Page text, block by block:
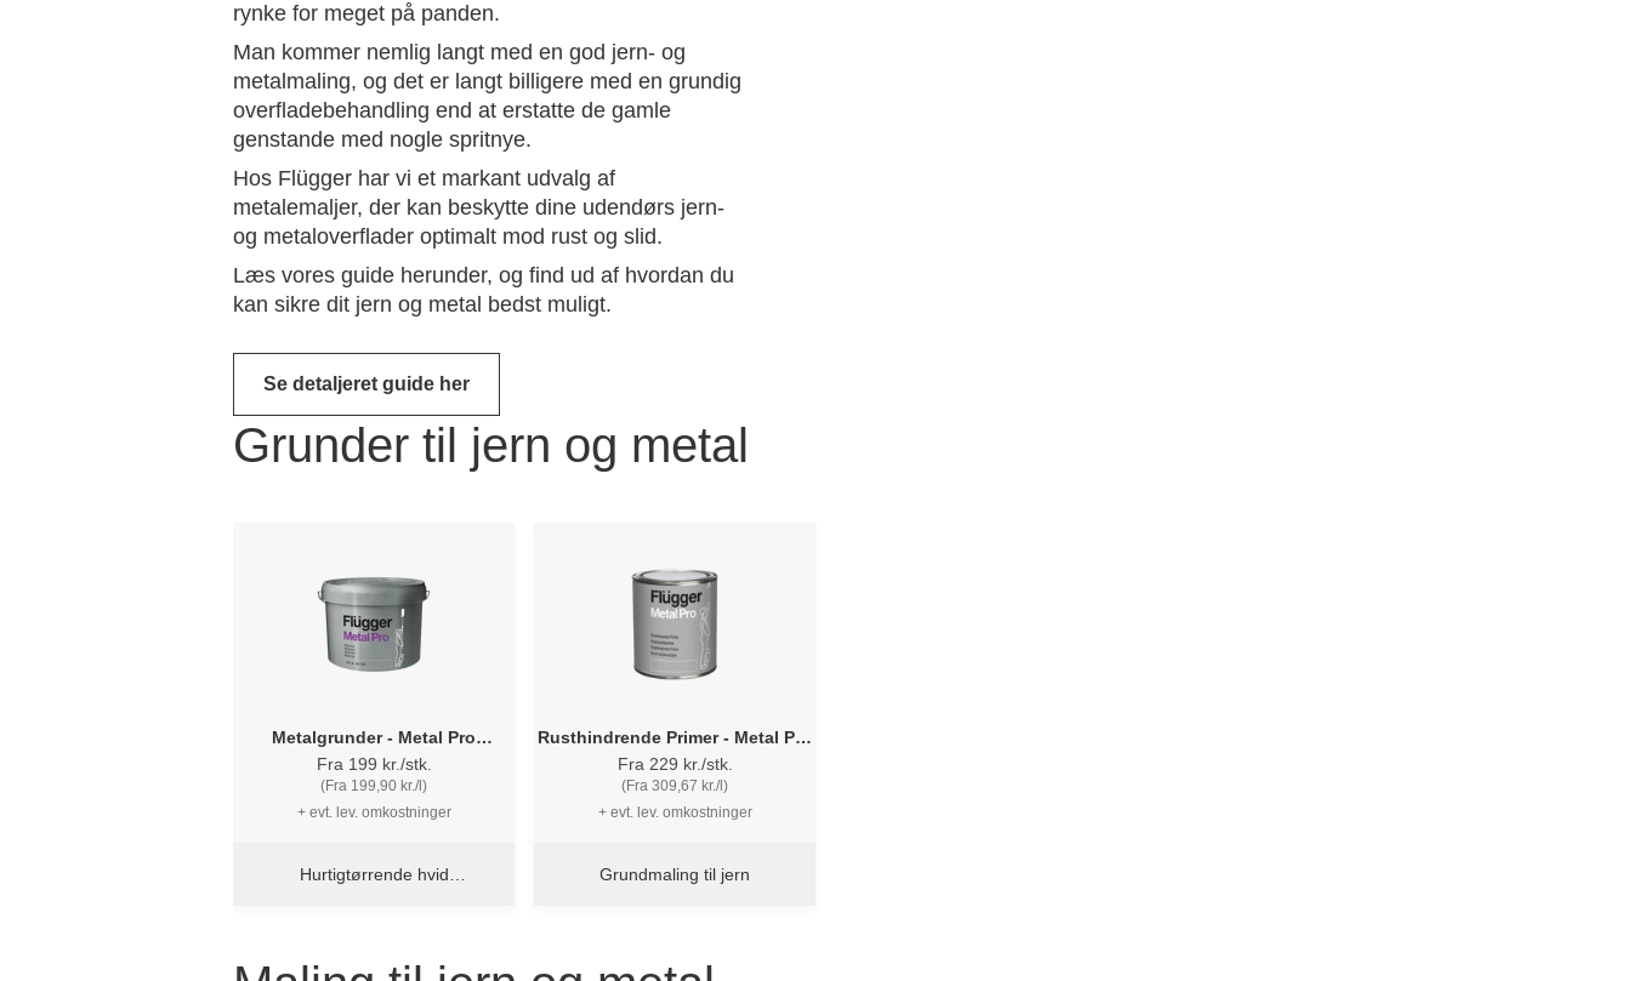
rynke for meget på panden.
Man kommer nemlig langt med en god jern- og
metalmaling, og det er langt billigere med en grundig
overfladebehandling end at erstatte de gamle
genstande med nogle spritnye.
Hos Flügger har vi et markant udvalg af
metalemaljer, der kan beskytte dine udendørs jern-
og metaloverflader optimalt mod rust og slid.
Læs vores guide herunder, og find ud af hvordan du
kan sikre dit jern og metal bedst muligt.
Se detaljeret guide her
Grunder til jern og metal
Metalgrunder - Metal Pro
Multiprimer Flügger
Fra 199 kr./stk.
(Fra 199,90 kr./l)
+ evt. lev. omkostninger
Hurtigtørrende hvid
Rusthindrende Primer - Metal Pro
Flügger
Fra 229 kr./stk.
(Fra 309,67 kr./l)
+ evt. lev. omkostninger
Grundmaling til jern